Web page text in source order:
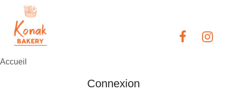
Accueil
Connexion